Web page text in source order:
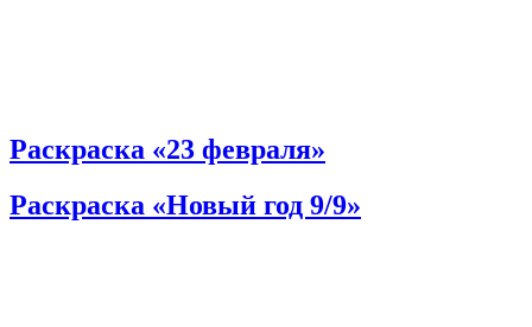
Раскраска «23 февраля»
Раскраска «Новый год 9/9»